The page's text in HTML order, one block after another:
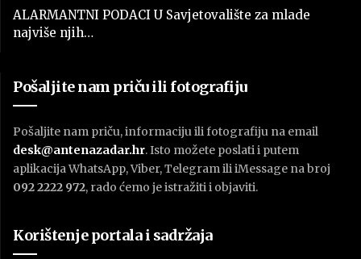
ALARMANTNI PODACI U Savjetovalište za mlade
najviše njih…
Pošaljite nam priču ili fotografiju
Pošaljite nam priču, informaciju ili fotografiju na email
desk@antenazadar.hr. Isto možete poslati i putem
aplikacija WhatsApp, Viber, Telegram ili iMessage na broj
092 2222 972, rado ćemo je istražiti i objaviti.
Korištenje portala i sadržaja